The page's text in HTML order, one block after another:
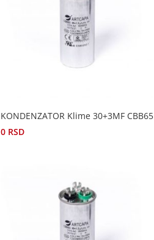
KONDENZATOR Klime 30+3MF CBB65
0 RSD